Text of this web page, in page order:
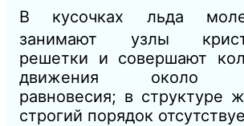
В кусочках льда
занимают узлы
решетки и совершают
движения около
равновесия; в структуре
строгий порядок